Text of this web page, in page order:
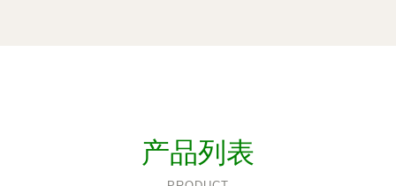
产品列表